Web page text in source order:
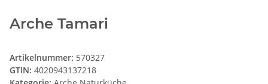
Arche Tamari
Artikelnummer: 570327
GTIN: 4020943137218